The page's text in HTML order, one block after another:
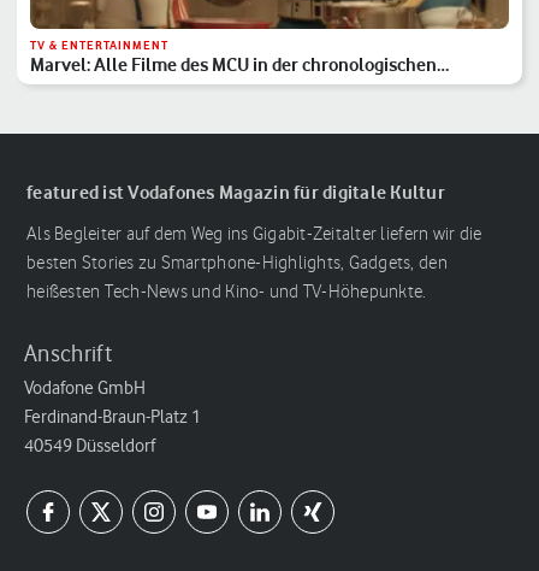
TV & ENTERTAINMENT
Marvel: Alle Filme des MCU in der chronologischen
Reihenfolge
featured ist Vodafones Magazin für digitale Kultur
Als Begleiter auf dem Weg ins Gigabit-Zeitalter liefern wir die
besten Stories zu Smartphone-Highlights, Gadgets, den
heißesten Tech-News und Kino- und TV-Höhepunkte.
Anschrift
Vodafone GmbH
Ferdinand-Braun-Platz 1
40549 Düsseldorf